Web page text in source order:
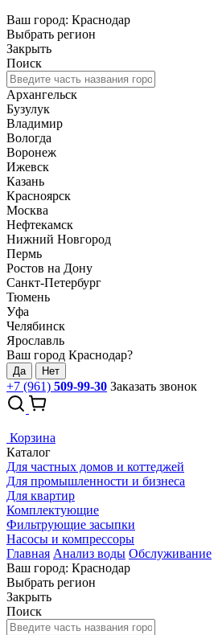
Ваш город: Краснодар
Выбрать регион
Закрыть
Поиск
Архангельск
Бузулук
Владимир
Вологда
Воронеж
Ижевск
Казань
Красноярск
Москва
Нефтекамск
Нижний Новгород
Пермь
Ростов на Дону
Санкт-Петербург
Тюмень
Уфа
Челябинск
Ярославль
Ваш город Краснодар?
Да Нет
+7 (961) 509-99-30 Заказать звонок
Корзина
Каталог
Для частных домов и коттеджей
Для промышленности и бизнеса
Для квартир
Комплектующие
Фильтрующие засыпки
Насосы и компрессоры
Главная Анализ воды Обслуживание
Ваш город: Краснодар
Выбрать регион
Закрыть
Поиск